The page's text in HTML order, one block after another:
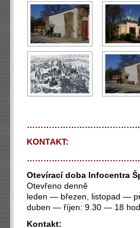
KONTAKT:
Otevírací doba Infocentra
Otevřeno denně
leden — březen, listopad —
duben — říjen: 9.30 — 18
Kontakt: